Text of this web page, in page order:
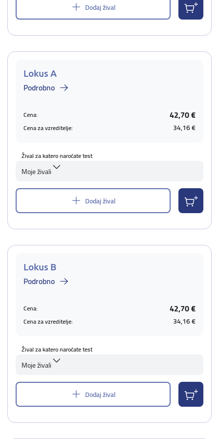
Dodaj žival
Lokus A
Podrobno
Cena: 42,70 €
Cena za vzreditelje: 34,16 €
Žival za katero naročate test
Moje živali
Dodaj žival
Lokus B
Podrobno
Cena: 42,70 €
Cena za vzreditelje: 34,16 €
Žival za katero naročate test
Moje živali
Dodaj žival